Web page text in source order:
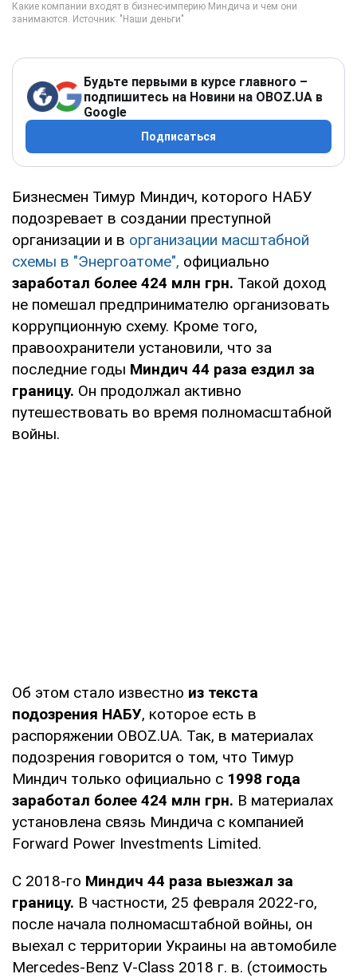
Будьте первыми в курсе главного –
подпишитесь на Новини на OBOZ.UA в
Google
Подписаться
Бизнесмен Тимур Миндич, которого НАБУ
подозревает в создании преступной
организации и в организации масштабной
схемы в "Энергоатоме", официально
заработал более 424 млн грн. Такой доход
не помешал предпринимателю организовать
коррупционную схему. Кроме того,
правоохранители установили, что за
последние годы Миндич 44 раза ездил за
границу. Он продолжал активно
путешествовать во время полномасштабной
войны.
Об этом стало известно из текста
подозрения НАБУ, которое есть в
распоряжении OBOZ.UA. Так, в материалах
подозрения говорится о том, что Тимур
Миндич только официально с 1998 года
заработал более 424 млн грн. В материалах
установлена связь Миндича с компанией
Forward Power Investments Limited.
С 2018-го Миндич 44 раза выезжал за
границу. В частности, 25 февраля 2022-го,
после начала полномасштабной войны, он
выехал с территории Украины на автомобиле
Mercedes-Benz V-Class 2018 г. в. (стоимость